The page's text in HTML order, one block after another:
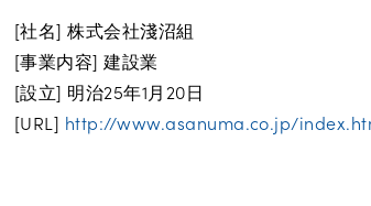
[社名] 株式会社淺沼組
[事業内容] 建設業
[設立] 明治25年1月20日
[URL] http://www.asanuma.co.jp/